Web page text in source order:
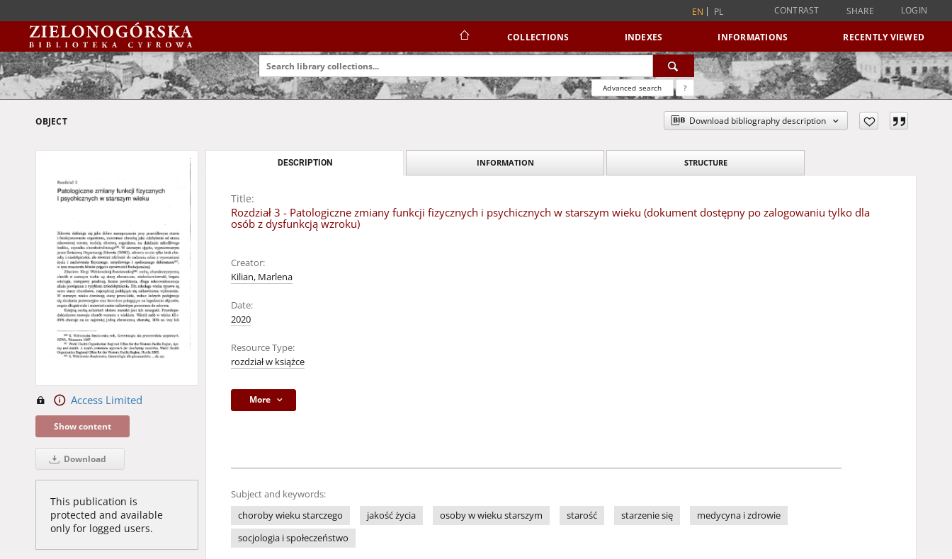
EN PL CONTRAST SHARE LOGIN
COLLECTIONS INDEXES INFORMATIONS RECENTLY VIEWED
Advanced search ?
OBJECT Download bibliography description
Access Limited
Show content
Download
This publication is
protected and available
only for logged users.
DESCRIPTION INFORMATION STRUCTURE
Title:
Rozdział 3 - Patologiczne zmiany funkcji fizycznych i psychicznych w starszym wieku (dokument dostępny po zalogowaniu tylko dla
osób z dysfunkcją wzroku)
Creator:
Kilian, Marlena
Date:
2020
Resource Type:
rozdział w książce
More
Subject and keywords:
choroby wieku starczego
jakość życia osoby w wieku starszym starość starzenie się
medycyna i zdrowie
socjologia i społeczeństwo